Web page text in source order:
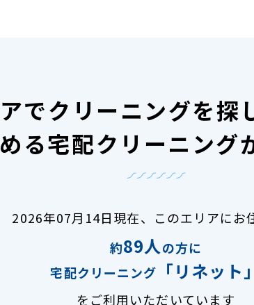
でクリーニングを探
る宅配クリーニング
2026年07月14日現在、
このエリアにお
約89人の方に
宅配クリーニング
「リネット」
をご利用いただいています